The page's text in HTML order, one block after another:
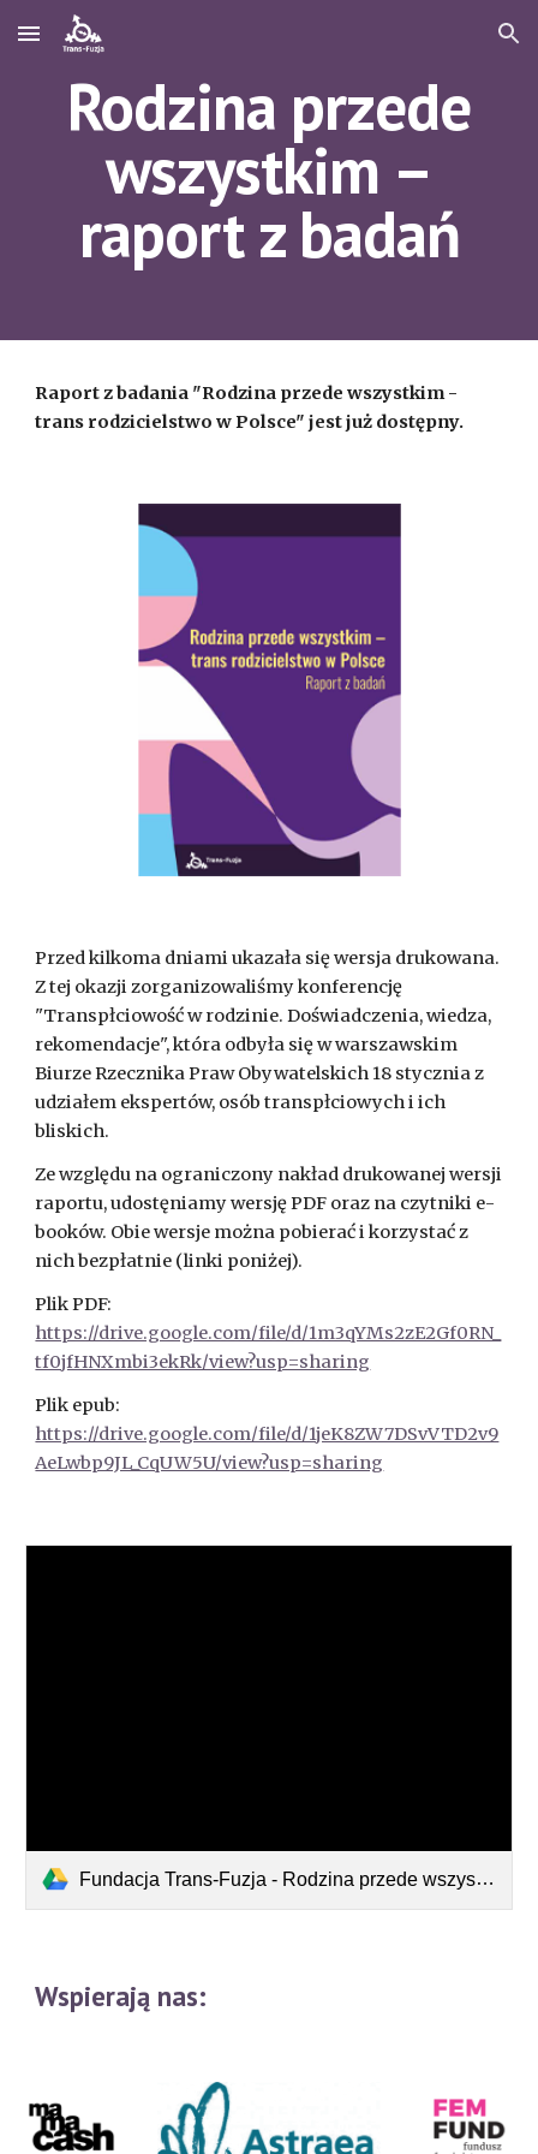
Skip to main content Skip to navigation
Rodzina przede
wszystkim –
raport z badań
Raport z badania "Rodzina przede wszystkim -
trans rodzicielstwo w Polsce" jest już dostępny.
Przed kilkoma dniami ukazała się wersja drukowana.
Z tej okazji zorganizowaliśmy konferencję
"Transpłciowość w rodzinie. Doświadczenia, wiedza,
rekomendacje", która odbyła się w warszawskim
Biurze Rzecznika Praw Obywatelskich 18 stycznia z
udziałem ekspertów, osób transpłciowych i ich
bliskich.
Ze względu na ograniczony nakład drukowanej wersji
raportu, udostęniamy wersję PDF oraz na czytniki e-
booków. Obie wersje można pobierać i korzystać z
nich bezpłatnie (linki poniżej).
Plik PDF:
https://drive.google.com/file/d/1m3qYMs2zE2Gf0RN_
tf0jfHNXmbi3ekRk/view?usp=sharing
Plik epub:
https://drive.google.com/file/d/1jeK8ZW7DSvVTD2v9
AeLwbp9JL_CqUW5U/view?usp=sharing
Fundacja Trans-Fuzja - Rodzina przede wszystkim – Raport z badań.pdf
Wspierają nas: